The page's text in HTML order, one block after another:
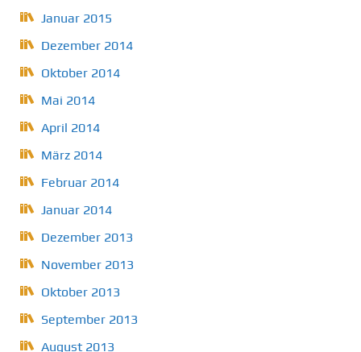
Januar 2015
Dezember 2014
Oktober 2014
Mai 2014
April 2014
März 2014
Februar 2014
Januar 2014
Dezember 2013
November 2013
Oktober 2013
September 2013
August 2013